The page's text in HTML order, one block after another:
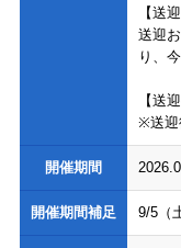
【送
送迎
り、
【送
※送迎
開催期間
開催期間補足 9/5（